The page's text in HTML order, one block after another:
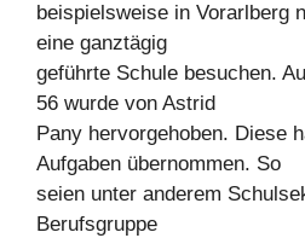
beispielsweise in Vorarlberg
eine ganztägig
geführte Schule besuchen.
56 wurde von Astrid
Pany hervorgehoben. Diese
Aufgaben übernommen. So
seien unter anderem
Berufsgruppe